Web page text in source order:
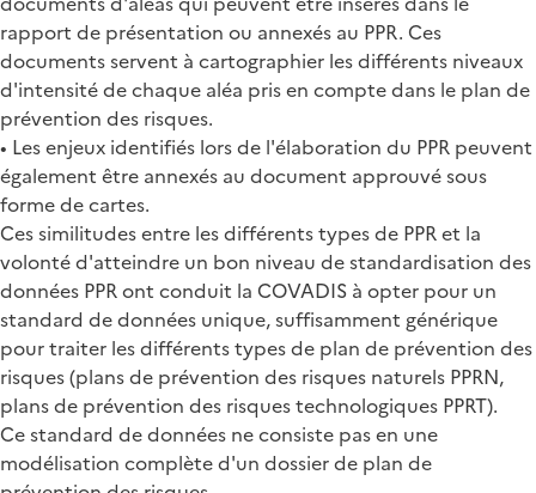
rapport de présentation ou annexés au PPR. Ces
documents servent à cartographier les différents niveaux
d'intensité de chaque aléa pris en compte dans le plan de
prévention des risques.
• Les enjeux identifiés lors de l'élaboration du PPR peuvent
également être annexés au document approuvé sous
forme de cartes.
Ces similitudes entre les différents types de PPR et la
volonté d'atteindre un bon niveau de standardisation des
données PPR ont conduit la COVADIS à opter pour un
standard de données unique, suffisamment générique
pour traiter les différents types de plan de prévention des
risques (plans de prévention des risques naturels PPRN,
plans de prévention des risques technologiques PPRT).
Ce standard de données ne consiste pas en une
modélisation complète d'un dossier de plan de